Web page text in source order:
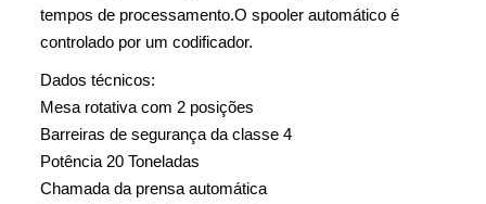
tempos de processamento.O spooler automático é
controlado por um codificador.
Dados técnicos:
Mesa rotativa com 2 posições
Barreiras de segurança da classe 4
Potência 20 Toneladas
Chamada da prensa automática